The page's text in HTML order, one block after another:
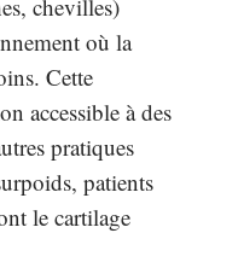
chevilles)
où la
Cette
accessible à des
pratiques
patients
le cartilage